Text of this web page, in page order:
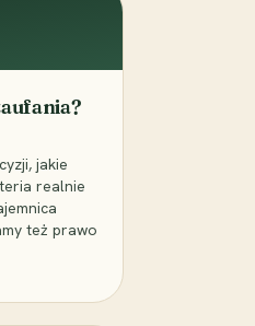
jakie
realnie
też prawo